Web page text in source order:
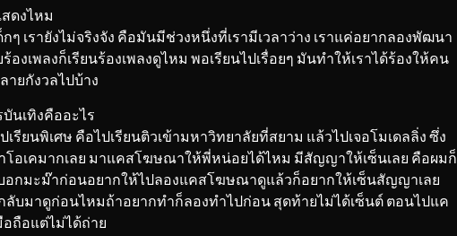
สดงไหม
ๆ เรายังไม่จริงจัง คือมันมีช่วงหนึ่งที่เรามีเวลาว่าง เราแค่อยากลองพัฒนา
องเพลงก็เรียนร้องเพลงดูไหม พอเรียนไปเรื่อยๆ มันทำให้เราได้ร้องให้คน
ายกังวลไปบ้าง
นเทิงคืออะไร
เรียนพิเศษ คือไปเรียนติวเข้ามหาวิทยาลัยที่สยาม แล้วไปเจอโมเดลลิ่ง ซึ่ง
าโอเคมากเลย มาแคสโฆษณาให้พี่หน่อยได้ไหม มีสัญญาให้เซ็นเลย คือผมก็
อกมะม๊าก่อนอยากให้ไปลองแคสโฆษณาดูแล้วก็อยากให้เซ็นสัญญาเลย
บมาดูก่อนไหมถ้าอยากทำก็ลองทำไปก่อน สุดท้ายไม่ได้เซ็นต์ ตอนไปแค
ถือแต่ไม่ได้ถ่าย